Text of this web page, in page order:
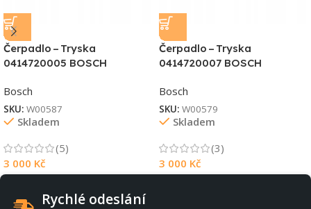
Čerpadlo – Tryska
0414720005 BOSCH
Bosch
SKU: W00587
Skladem
(5)
3 000 Kč
Čerpadlo – Tryska
0414720007 BOSCH
Bosch
SKU: W00579
Skladem
(3)
3 000 Kč
Rychlé odeslání